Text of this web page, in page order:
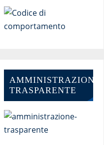
AMMINISTRAZIONE-
TRASPARENTE